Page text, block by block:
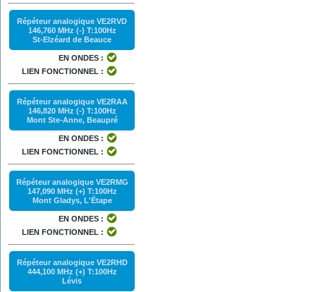
Répéteur analogique VE2RVD
146,760 MHz (-) T:100Hz
St-Elzéard de Beauce
EN ONDES :
LIEN FONCTIONNEL :
Répéteur analogique VE2RAA
146,820 MHz (-) T:100Hz
Mont Ste-Anne, Beaupré
EN ONDES :
LIEN FONCTIONNEL :
Répéteur analogique VE2RMG
147,090 MHz (+) T:100Hz
Mont Gladys, L'Étape
EN ONDES :
LIEN FONCTIONNEL :
Répéteur analogique VE2RHD
444,100 MHz (+) T:100Hz
Lévis